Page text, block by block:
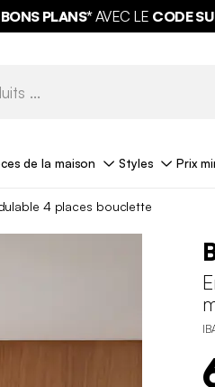
BONS PLANS*AVEC LE CODE
de la maison Styles Prix
4 places bouclette